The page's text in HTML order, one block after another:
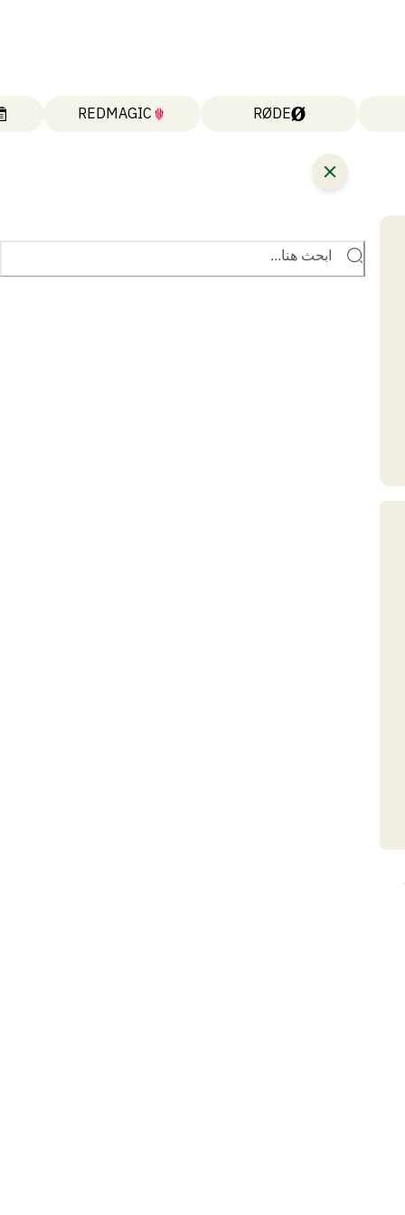
RØDE
REDMAGIC
ابحث هنا...